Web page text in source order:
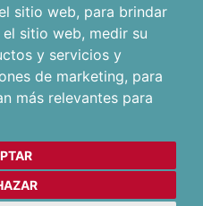
sitio web, para brindar
el sitio web, medir su
y servicios y
de marketing, para
más relevantes para